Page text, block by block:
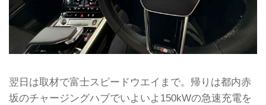
翌日は取材で富士スピードウエイまで。帰りは都内赤
坂のチャージングハブでいよいよ150kWの急速充電を